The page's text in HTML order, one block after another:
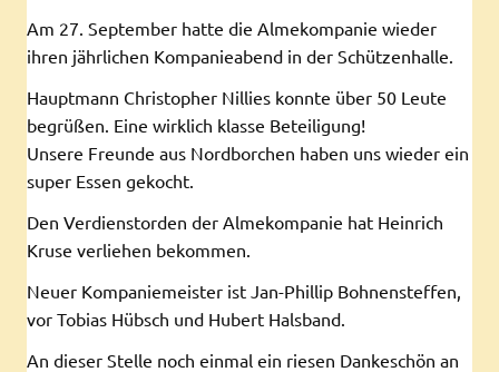
Am 27. September hatte die Almekompanie wieder
ihren jährlichen Kompanieabend in der Schützenhalle.
Hauptmann Christopher Nillies konnte über 50 Leute
begrüßen. Eine wirklich klasse Beteiligung!
Unsere Freunde aus Nordborchen haben uns wieder ein
super Essen gekocht.
Den Verdienstorden der Almekompanie hat Heinrich
Kruse verliehen bekommen.
Neuer Kompaniemeister ist Jan-Phillip Bohnensteffen,
vor Tobias Hübsch und Hubert Halsband.
An dieser Stelle noch einmal ein riesen Dankeschön an